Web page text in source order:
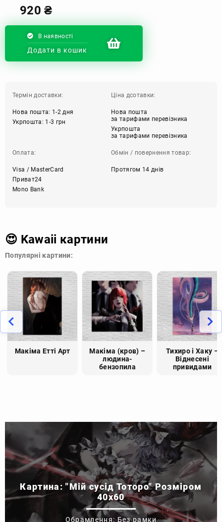
920₴
В наявності
Додати в кошик
Термін доставки:
Нова пошта: 1-2 дня
Укрпошта: 1-3 грн
Ціна дсотавки:
Нова пошта
за тарифами перевізника
Укрпошта
за тарифами перевізника
Оплата:
Visa / MasterCard
Приват24
Mono Bank
Обмін / повернення товар:
Протягом 14 днів
😍 Kawaii картини
Популярні картини:
Макіма Етті Арт
Макіма (кров) –
людина-
бензопила
Тихиро і Хаку –
Віднесені
привидами
Картина: "Мій сусід Тоторо" Розміром
40x60
Обрамлення: Без рамки